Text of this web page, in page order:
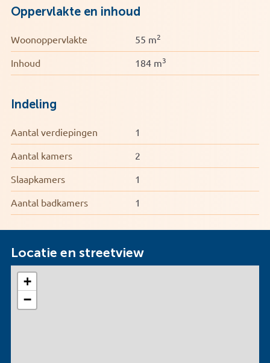
Oppervlakte en inhoud
Woonoppervlakte 55 m2
Inhoud 184 m3
Indeling
Aantal verdiepingen 1
Aantal kamers 2
Slaapkamers 1
Aantal badkamers 1
Locatie en streetview
+
−